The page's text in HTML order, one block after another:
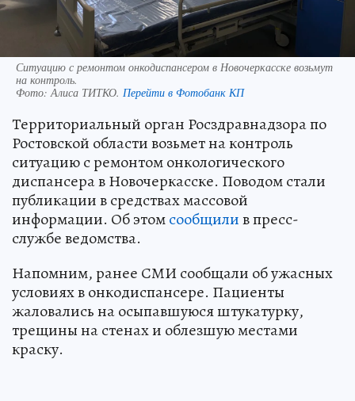
Ситуацию с ремонтом онкодиспансером в Новочеркасске возьмут
на контроль.
Фото:Алиса ТИТКО. Перейти в Фотобанк КП
Территориальный орган Росздравнадзора по
Ростовской области возьмет на контроль
ситуацию с ремонтом онкологического
диспансера в Новочеркасске. Поводом стали
публикации в средствах массовой
информации. Об этомсообщилив пресс-
службе ведомства.
Напомним, ранее СМИ сообщали об ужасных
условиях в онкодиспансере. Пациенты
жаловались на осыпавшуюся штукатурку,
трещины на стенах и облезшую местами
краску.